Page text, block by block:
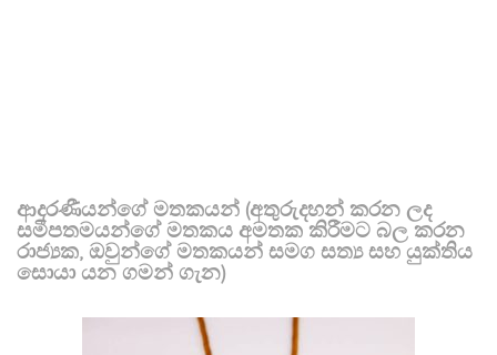
ආදරණීයන්ගේ මතකයන් (අතුරුදහන් කරන ලද
සමීපතමයන්ගේ මතකය අමතක කිරීමට බල කරන
රාජ්‍යක, ඔවුන්ගේ මතකයන් සමග සත්‍ය සහ යුක්තිය
සොයා යන ගමන් ගැන)